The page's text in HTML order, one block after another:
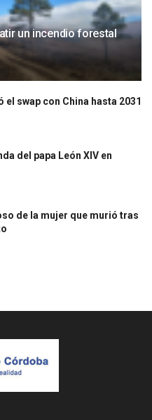
un incendio forestal
el swap con China hasta 2031
del papa León XIV en
de la mujer que murió tras